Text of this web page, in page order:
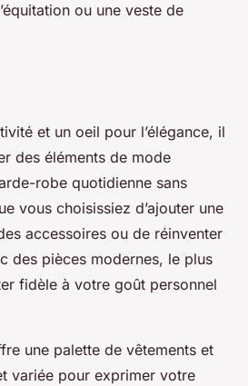
ou une veste de
et un oeil pour l’élégance, il
des éléments de mode
robe quotidienne sans
vous choisissiez d’ajouter une
accessoires ou de réinventer
des pièces modernes, le plus
fidèle à votre goût personnel
une palette de vêtements et
variée pour exprimer votre